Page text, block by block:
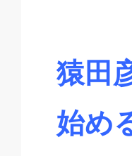
猿田
始め